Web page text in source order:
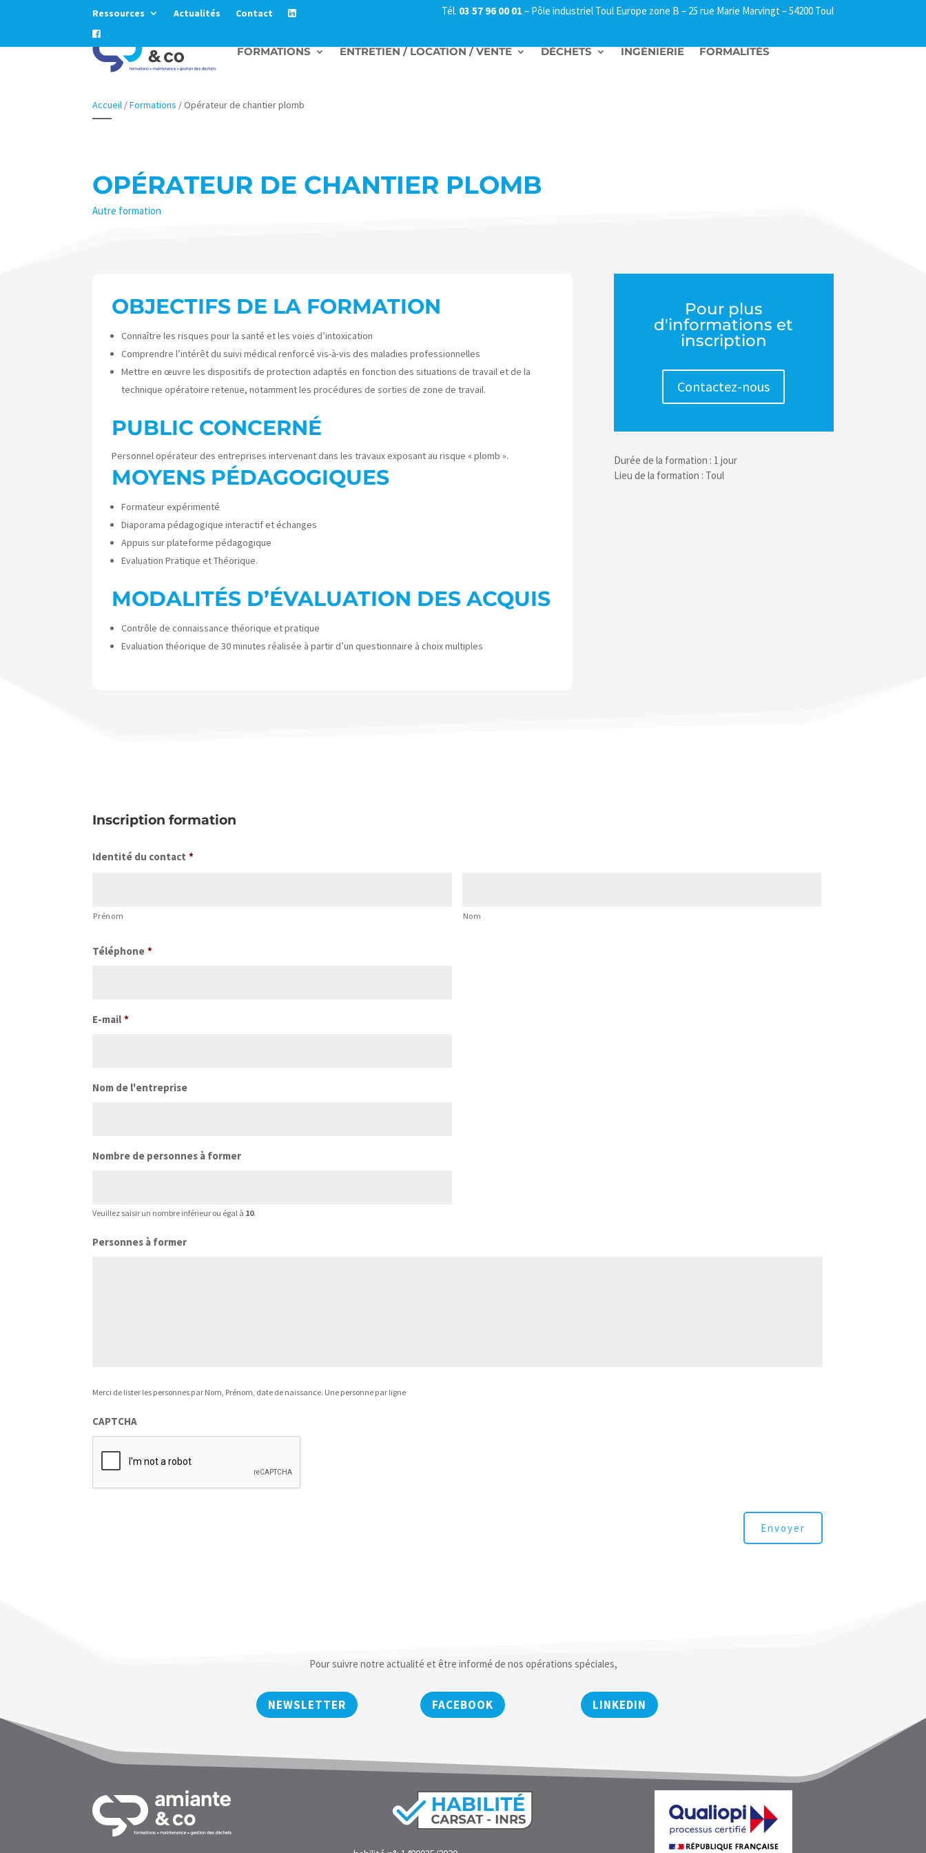
Ressources Actualités Contact Tél. 03 57 96 00 01 – Pôle industriel Toul Europe zone B – 25 rue Marie Marvingt – 54200 Toul
FORMATIONS ENTRETIEN / LOCATION / VENTE DÉCHETS INGÉNIERIE FORMALITÉS
Accueil /Formations /Opérateur de chantier plomb
OPÉRATEUR DE CHANTIER PLOMB
Autre formation
OBJECTIFS DE LA FORMATION
Connaître les risques pour la santé et les voies d’intoxication
Comprendre l’intérêt du suivi médical renforcé vis-à-vis des maladies professionnelles
Mettre en œuvre les dispositifs de protection adaptés en fonction des situations de travail et de la
technique opératoire retenue, notamment les procédures de sorties de zone de travail.
PUBLIC CONCERNÉ
Personnel opérateur des entreprises intervenant dans les travaux exposant au risque « plomb ».
MOYENS PÉDAGOGIQUES
Formateur expérimenté
Diaporama pédagogique interactif et échanges
Appuis sur plateforme pédagogique
Evaluation Pratique et Théorique.
MODALITÉS D’ÉVALUATION DES ACQUIS
Contrôle de connaissance théorique et pratique
Evaluation théorique de 30 minutes réalisée à partir d’un questionnaire à choix multiples
Pour plus
d'informations et
inscription
Contactez-nous
Durée de la formation : 1 jour
Lieu de la formation : Toul
Inscription formation
Identité du contact *
Prénom Nom
Téléphone *
E-mail *
Nom de l'entreprise
Nombre de personnes à former
Veuillez saisir un nombre inférieur ou égal à 10.
Personnes à former
Merci de lister les personnes par Nom, Prénom, date de naissance. Une personne par ligne
CAPTCHA
Pour suivre notre actualité et être informé de nos opérations spéciales,
NEWSLETTER FACEBOOK LINKEDIN